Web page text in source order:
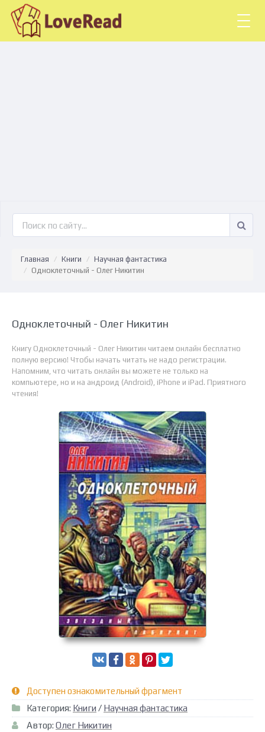
Главная Книги
Научная фантастика
Одноклеточный - Олег Никитин
Одноклеточный - Олег Никитин
Книгу Одноклеточный - Олег Никитин читаем онлайн бесплатно
полную версию! Чтобы начать читать не надо регистрации.
Напомним, что читать онлайн вы можете не только на
компьютере, но и на андроид (Android), iPhone и iPad. Приятного
чтения!
Доступен ознакомительный фрагмент
Категория: Книги / Научная фантастика
Автор: Олег Никитин